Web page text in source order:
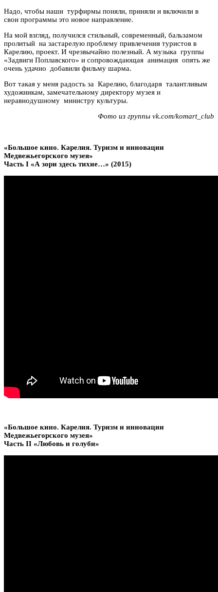
Надо, чтобы наши турфирмы поняли, приняли и включили в
свои программы это новое направление.
На мой взгляд, получился стильный, современный, бальзамом
пролитый на застарелую проблему привлечения туристов в
Карелию, проект. И чрезвычайно полезный. А музыка группы
«Задвиги Поплавского» и сопровождающая анимация опять же
очень удачно добавили фильму шарма.
Вот такая у меня радость за Карелию, благодаря талантливым
художникам, замечательному директору музея и
неравнодушному министру культуры.
Фото из группы vk.com/komart_club
«Большое кино. Карелия. Туризм и инновации
Медвежьегорского музея»
Часть I «А зори здесь тихие…» (2015)
«Большое кино. Карелия. Туризм и инновации
Медвежьегорского музея»
Часть II «Любовь и голуби»